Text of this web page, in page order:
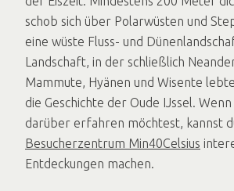
schob sich über Polarwüsten und
eine wüste Fluss- und
Landschaft, in der schließlich
Mammute, Hyänen und Wisente
die Geschichte der Oude IJssel.
darüber erfahren möchtest, kannst
Besucherzentrum Min40Celsius
Entdeckungen machen.